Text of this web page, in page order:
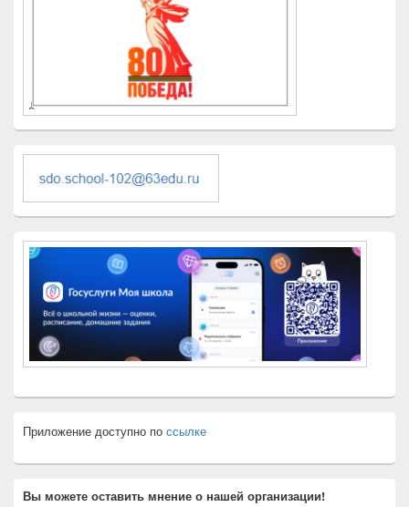
Приложение доступно по ссылке
Вы можете оставить мнение о нашей организации!